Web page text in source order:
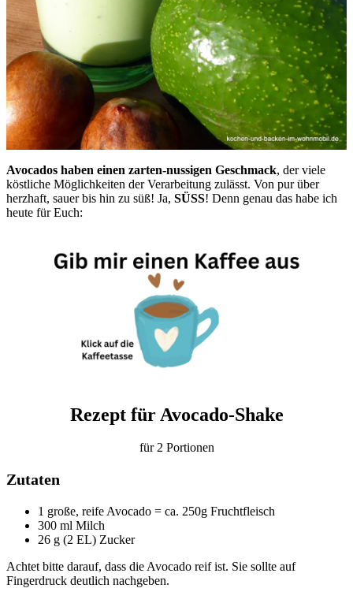
Avocados haben einen zarten-nussigen Geschmack, der viele
köstliche Möglichkeiten der Verarbeitung zulässt. Von pur über
herzhaft, sauer bis hin zu süß! Ja, SÜSS! Denn genau das habe ich
heute für Euch:
Rezept für Avocado-Shake
für 2 Portionen
Zutaten
1 große, reife Avocado = ca. 250g Fruchtfleisch
300 ml Milch
26 g (2 EL) Zucker
Achtet bitte darauf, dass die Avocado reif ist. Sie sollte auf
Fingerdruck deutlich nachgeben.